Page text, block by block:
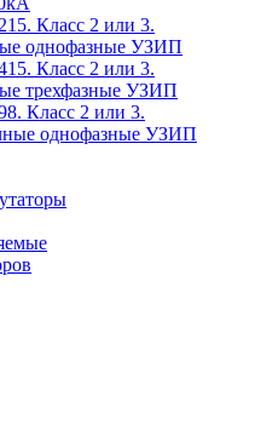
Класс 2 или 3.
однофазные УЗИП
Класс 2 или 3.
трехфазные УЗИП
Класс 2 или 3.
однофазные УЗИП